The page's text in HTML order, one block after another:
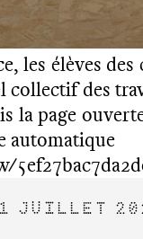
les élèves
des
la page
automatique
JUILLET